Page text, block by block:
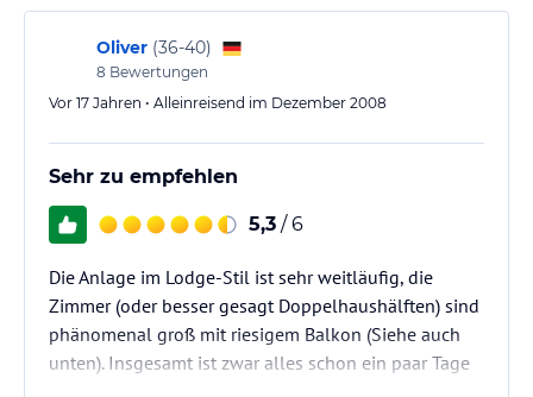
Oliver (36-40)
8 Bewertungen
Vor 17 Jahren • Alleinreisend im Dezember 2008
Sehr zu empfehlen
5,3 / 6
Die Anlage im Lodge-Stil ist sehr weitläufig, die
Zimmer (oder besser gesagt Doppelhaushälften) sind
phänomenal groß mit riesigem Balkon (Siehe auch
unten). Insgesamt ist zwar alles schon ein paar Tage